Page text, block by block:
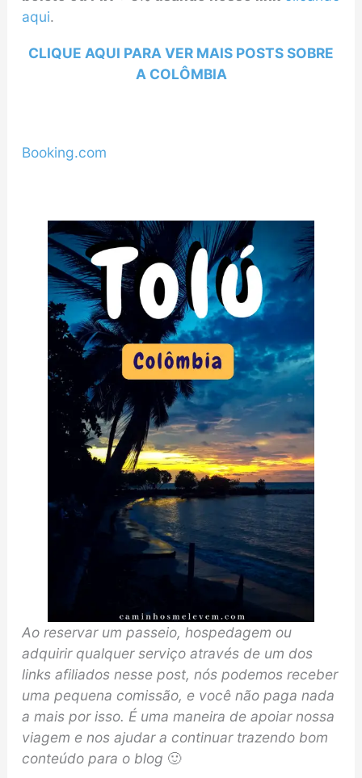
aqui.
CLIQUE AQUI PARA VER MAIS POSTS SOBRE
A COLÔMBIA
Booking.com
Ao reservar um passeio, hospedagem ou
adquirir qualquer serviço através de um dos
links afiliados nesse post, nós podemos receber
uma pequena comissão, e você não paga nada
a mais por isso. É uma maneira de apoiar nossa
viagem e nos ajudar a continuar trazendo bom
conteúdo para o blog 🙂